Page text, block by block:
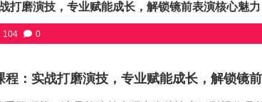
打磨演技，专业赋能成长，解锁镜前表演核心魅力
104 0
程：实战打磨演技，专业赋能成长，解锁镜